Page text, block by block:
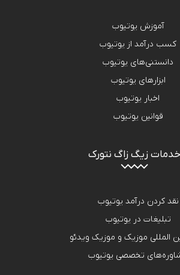
آموزش یوتیوب
کسب درآمد از یوتیوب
دانستنی‌های یوتیوب
ابزارهای یوتیوب
اخبار یوتیوب
قوانین یوتیوب
خدمات زیگ زاگ نتورک
نقد کردن درآمد یوتیوب
تبلیغات در یوتیوب
المللی موزیک و موزیک ویدئو
تخصصی یوتیوب